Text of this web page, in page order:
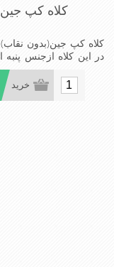
کلاه کپ
کلاه کپ جین(بدون
در این کلاه ازجنس
نقاب است ومدل کلاهی
شیک و مناسب
,دوخت مناسب ,
خرید